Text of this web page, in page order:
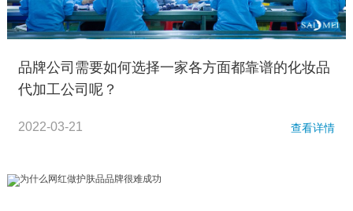
品牌公司需要如何选择一家各方面都靠谱的化妆品
代加工公司呢？
2022-03-21 查看详情